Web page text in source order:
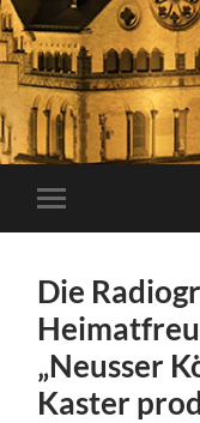
Mobile-
Menü
Die
„Neusser
Kaster